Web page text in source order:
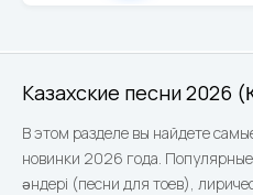
Казахские песни 2026
В этом разделе вы найдете
новинки 2026 года.
әндері (песни для тоев),